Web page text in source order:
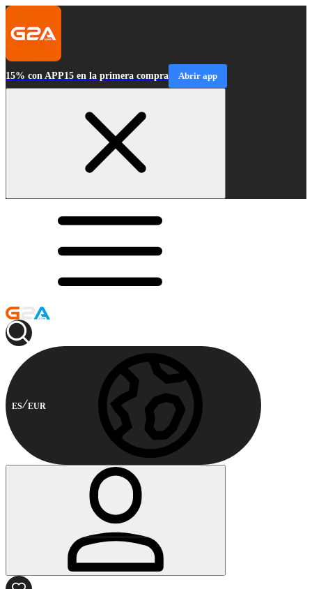
15% con APP15 en la primera compra Abrir app
ES EUR